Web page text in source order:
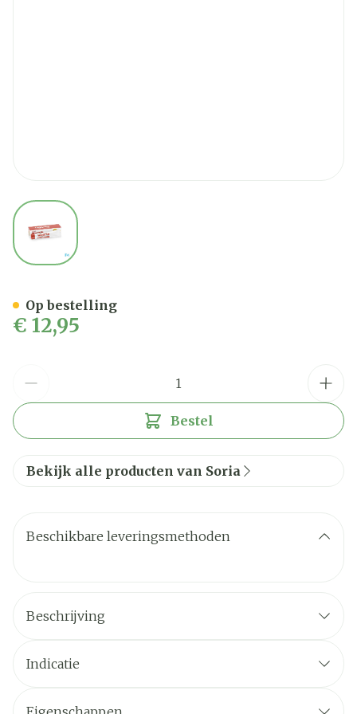
View larger image
€ 12,95
Bestel
Op bestelling
Bekijk alle producten van Soria
Beschikbare leveringsmethoden
Beschrijving
Indicatie